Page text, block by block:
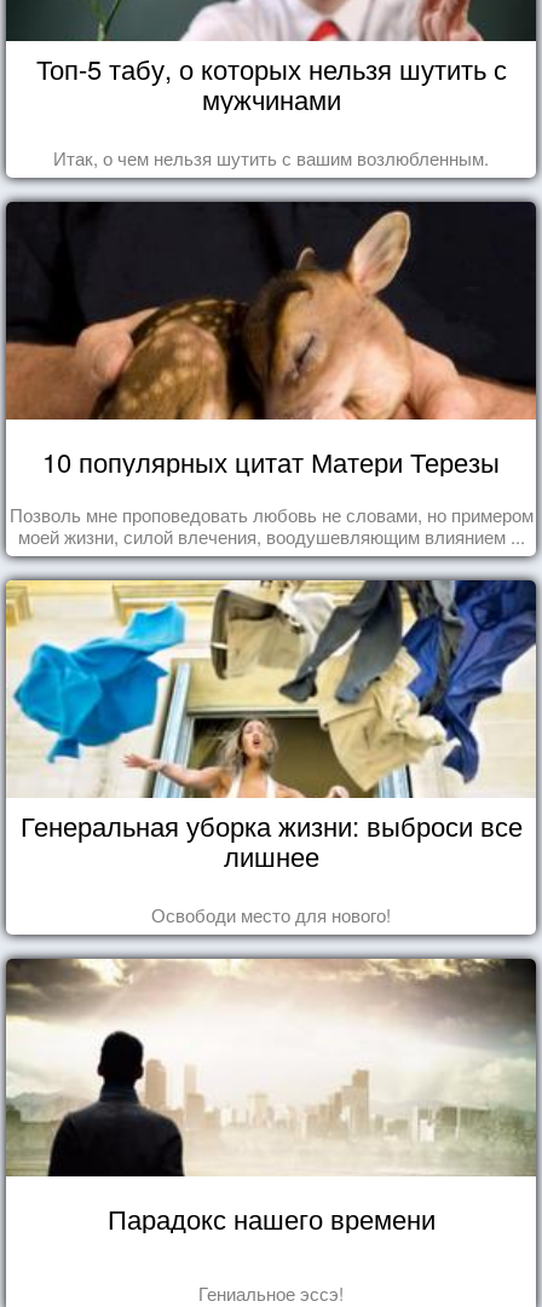
Топ-5 табу, о которых нельзя шутить с
мужчинами
Итак, о чем нельзя шутить с вашим возлюбленным.
10 популярных цитат Матери Терезы
Позволь мне проповедовать любовь не словами, но примером
моей жизни, силой влечения, воодушевляющим влиянием ...
Генеральная уборка жизни: выброси все
лишнее
Освободи место для нового!
Парадокс нашего времени
Гениальное эссэ!